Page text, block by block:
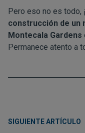
Pero eso no es todo,
construcción de un
Montecala Gardens
Permanece atento a
SIGUIENTE ARTÍCULO